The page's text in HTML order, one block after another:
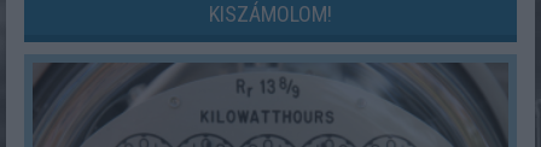
KISZÁMOLOM!